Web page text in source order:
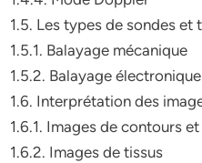
1.5. Les types de sondes et
1.5.1. Balayage mécanique
1.5.2. Balayage électronique
1.6. Interprétation des
1.6.1. Images de contours
1.6.2. Images de tissus